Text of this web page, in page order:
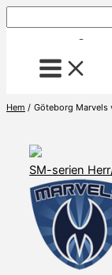
till
Hem Göteborg Marvels
SM-serien